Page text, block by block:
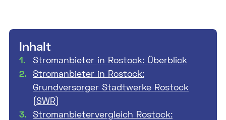
Inhalt
Stromanbieter in Rostock: Überblick
Stromanbieter in Rostock:
Grundversorger Stadtwerke Rostock
(SWR)
Stromanbietervergleich Rostock: